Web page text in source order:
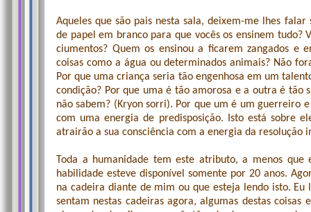
Aqueles que são pais nesta sala, deixem-me lhes
de papel em branco para que vocês os ensinem tudo?
ciumentos? Quem os ensinou a ficarem zangados e
coisas como a água ou determinados animais? Não
Por que uma criança seria tão engenhosa em um
condição? Por que uma é tão amorosa e a outra é tão
não sabem? (Kryon sorri). Por que um é um guerreiro
com uma energia de predisposição. Isto está sobre
atrairão a sua consciência com a energia da resolução
Toda a humanidade tem este atributo, a menos que
habilidade esteve disponível somente por 20 anos.
na cadeira diante de mim ou que esteja lendo isto.
sentam nestas cadeiras agora, algumas destas coisas